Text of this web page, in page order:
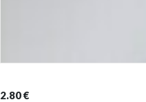
2.80€